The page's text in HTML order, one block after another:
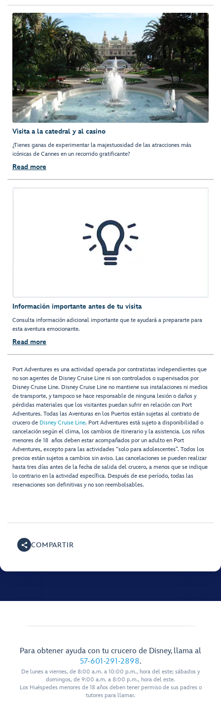
Visita a la catedral y al casino
¿Tienes ganas de experimentar la majestuosidad de las atracciones más
icónicas de Cannes en un recorrido gratificante?
Read more
Información importante antes de tu visita
Consulta información adicional importante que te ayudará a prepararte para
esta aventura emocionante.
Read more
Port Adventures es una actividad operada por contratistas independientes que
no son agentes de Disney Cruise Line ni son controlados o supervisados por
Disney Cruise Line. Disney Cruise Line no mantiene sus instalaciones ni medios
de transporte, y tampoco se hace responsable de ninguna lesión o daños y
pérdidas materiales que los visitantes puedan sufrir en relación con Port
Adventures. Todas las Aventuras en los Puertos están sujetas al contrato de
crucero de Disney Cruise Line. Port Adventures está sujeto a disponibilidad o
cancelación según el clima, los cambios de itinerario y la asistencia. Los niños
menores de 18 años deben estar acompañados por un adulto en Port
Adventures, excepto para las actividades “solo para adolescentes”. Todos los
precios están sujetos a cambios sin aviso. Las cancelaciones se pueden realizar
hasta tres días antes de la fecha de salida del crucero, a menos que se indique
lo contrario en la actividad específica. Después de ese período, todas las
reservaciones son definitivas y no son reembolsables.
COMPARTIR
Para obtener ayuda con tu crucero de Disney, llama al
57-601-291-2898.
De lunes a viernes, de 8:00 a.m. a 10:00 p.m., hora del este; sábados y
domingos, de 9:00 a.m. a 8:00 p.m., hora del este.
Los Huéspedes menores de 18 años deben tener permiso de sus padres o
tutores para llamar.